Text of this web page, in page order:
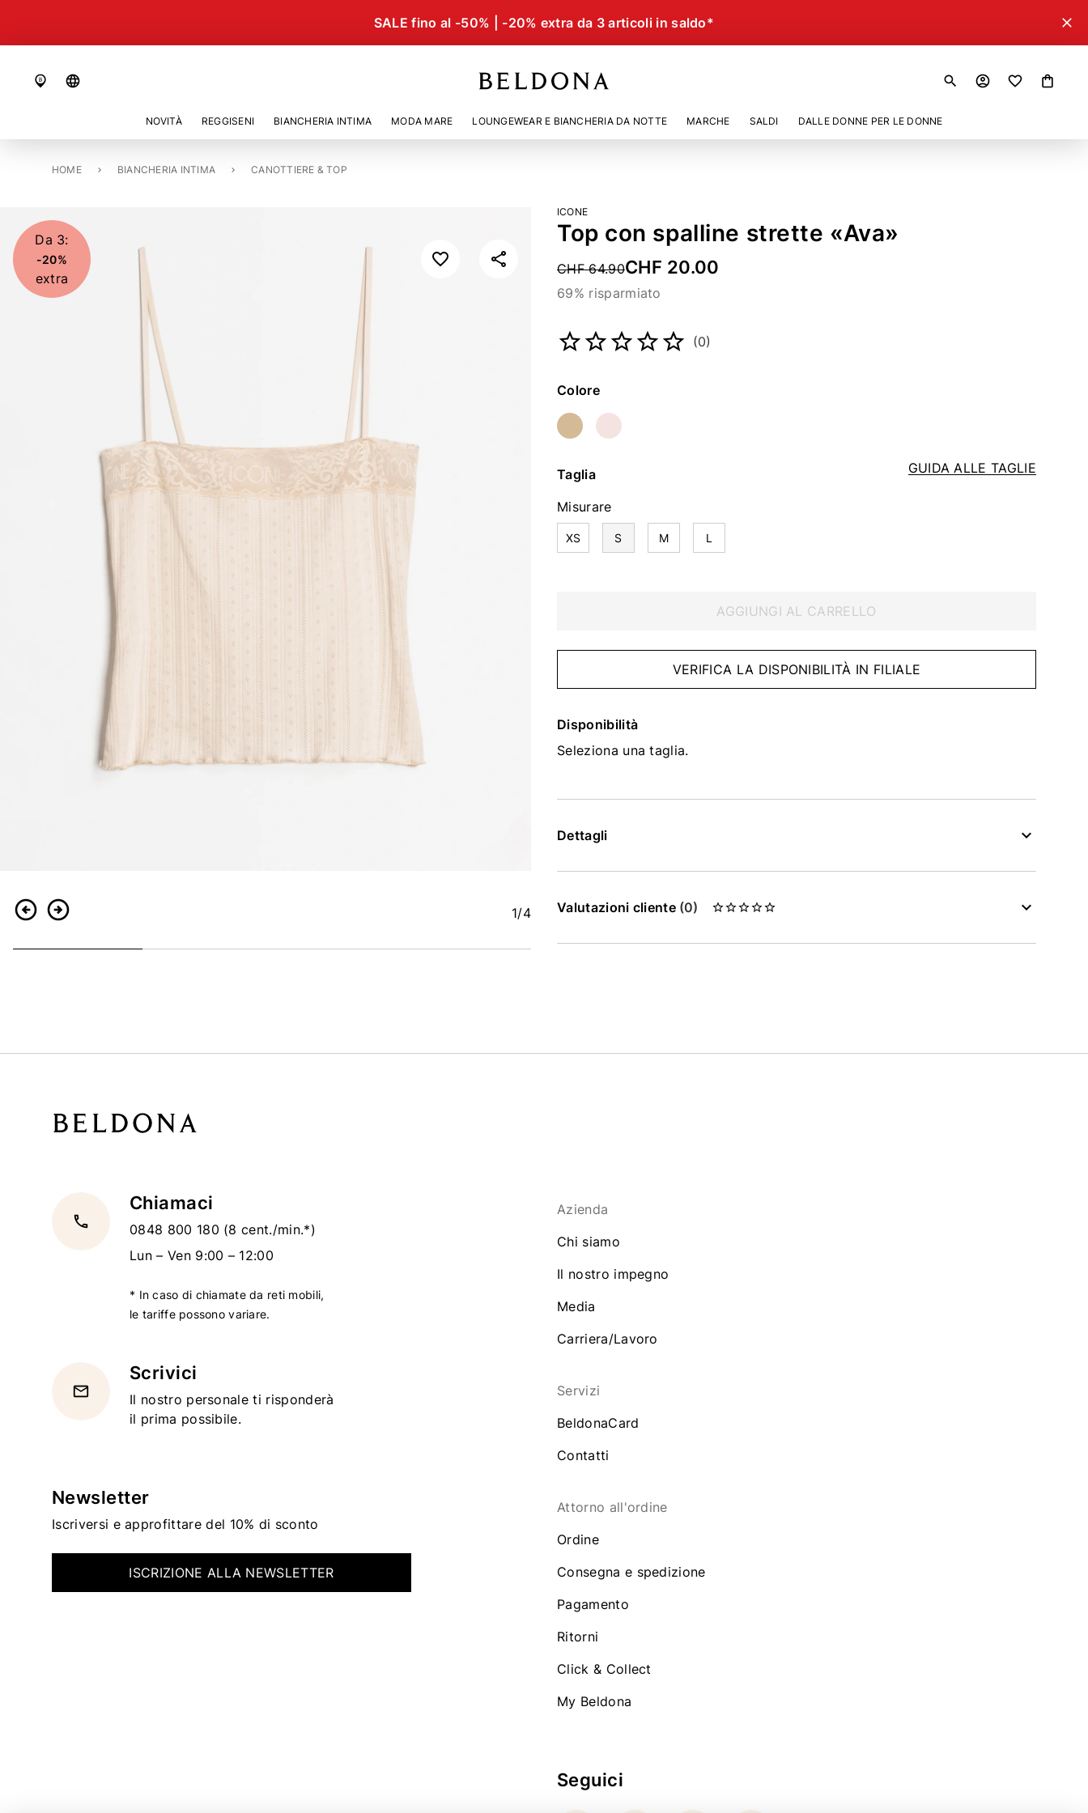
SALE fino al -50% | -20% extra da 3 articoli in saldo* close
language search account_circle shopping_bag
NOVITÀ REGGISENI BIANCHERIA INTIMA MODA MARE LOUNGEWEAR E BIANCHERIA DA NOTTE MARCHE SALDI DALLE DONNE PER LE DONNE
HOME BIANCHERIA INTIMA CANOTTIERE & TOP
TOP CON SPALLINE STRETTE «AVA»
IndietroContinua 1/4
Da 3:
-20%
extra
ICONE
Top con spalline strette «Ava»
Price reduced from
CHF 64.90CHF 20.00
69% risparmiato
(0)
Colore
GUIDA ALLE TAGLIE
Taglia
Misurare
XS S M L
AGGIUNGI AL CARRELLO
VERIFICA LA DISPONIBILITÀ IN FILIALE
Disponibilità
Seleziona una taglia.
Dettagli
Valutazioni cliente (0)
local_phone
Chiamaci
0848 800 180 (8 cent./min.*)
Lun – Ven 9:00 – 12:00
* In caso di chiamate da reti mobili,
le tariffe possono variare.
email
Scrivici
Il nostro personale ti risponderà
il prima possibile.
Newsletter
Iscriversi e approfittare del 10% di sconto
ISCRIZIONE ALLA NEWSLETTER
Azienda
Chi siamo
Il nostro impegno
Media
Carriera/Lavoro
Servizi
BeldonaCard
Contatti
Attorno all'ordine
Ordine
Consegna e spedizione
Pagamento
Ritorni
Click & Collect
My Beldona
Seguici